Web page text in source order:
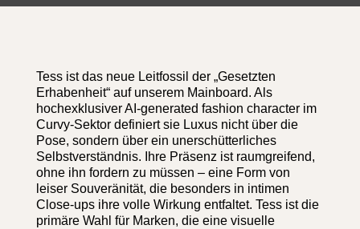
Tess ist das neue Leitfossil der „Gesetzten
Erhabenheit“ auf unserem Mainboard. Als
hochexklusiver AI-generated fashion character im
Curvy-Sektor definiert sie Luxus nicht über die
Pose, sondern über ein unerschütterliches
Selbstverständnis. Ihre Präsenz ist raumgreifend,
ohne ihn fordern zu müssen – eine Form von
leiser Souveränität, die besonders in intimen
Close-ups ihre volle Wirkung entfaltet. Tess ist die
primäre Wahl für Marken, die eine visuelle